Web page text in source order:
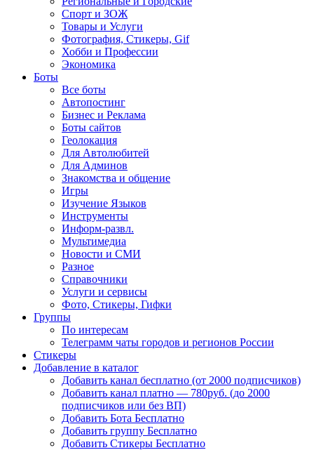
Спорт и ЗОЖ
Товары и Услуги
Фотография, Стикеры, Gif
Хобби и Профессии
Экономика
Боты
Все боты
Автопостинг
Бизнес и Реклама
Боты сайтов
Геолокация
Для Автолюбитей
Для Админов
Знакомства и общение
Игры
Изучение Языков
Инструменты
Информ-развл.
Мультимедиа
Новости и СМИ
Разное
Справочники
Услуги и сервисы
Фото, Стикеры, Гифки
Группы
По интересам
Телеграмм чаты городов и регионов России
Стикеры
Добавление в каталог
Добавить канал бесплатно (от 2000 подписчиков)
Добавить канал платно — 780руб. (до 2000
подписчиков или без ВП)
Добавить Бота Бесплатно
Добавить группу Бесплатно
Добавить Стикеры Бесплатно